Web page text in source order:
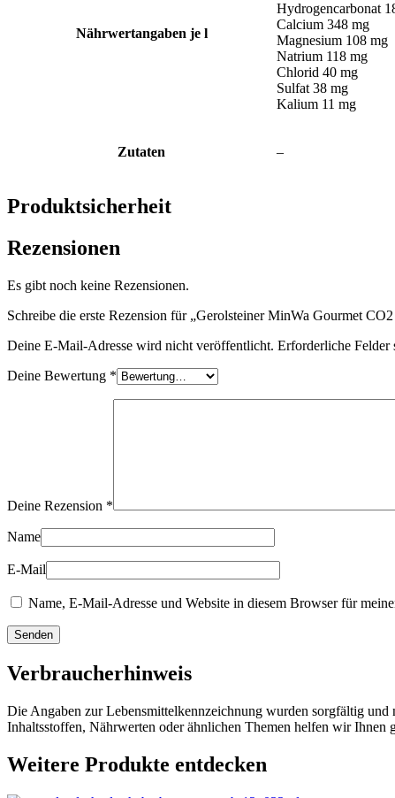
Nährwertangaben je l
Hydrogencarbonat
Calcium 348 mg
Magnesium 108 mg
Natrium 118 mg
Chlorid 40 mg
Sulfat 38 mg
Kalium 11 mg
Zutaten –
Produktsicherheit
Rezensionen
Es gibt noch keine Rezensionen.
Schreibe die erste Rezension für „Gerolsteiner MinWa Gourmet
Deine E-Mail-Adresse wird nicht veröffentlicht. Erforderliche Felder
Deine Bewertung *
Deine Rezension *
Name
E-Mail
Name, E-Mail-Adresse und Website in diesem Browser für
Verbraucherhinweis
Die Angaben zur Lebensmittelkennzeichnung wurden sorgfältig
Inhaltsstoffen, Nährwerten oder ähnlichen Themen helfen wir Ihnen
Weitere Produkte entdecken